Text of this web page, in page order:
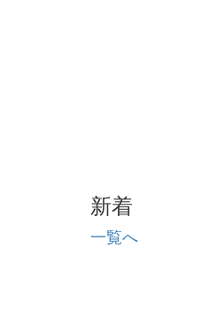
新着
一覧へ